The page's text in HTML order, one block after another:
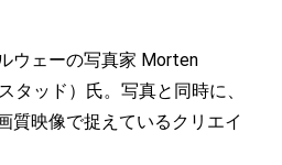
ウェーの写真家 Morten
タッド）氏。写真と同時に、
質映像で捉えているクリエイ